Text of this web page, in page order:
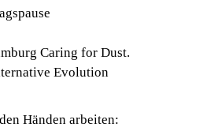
Caring for Dust.
Evolution
Händen arbeiten: